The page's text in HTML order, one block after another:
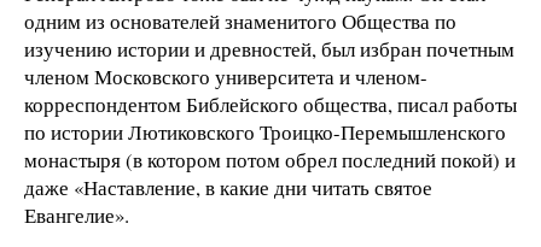
одним из основателей знаменитого Общества по
изучению истории и древностей, был избран почетным
членом Московского университета и членом-
корреспондентом Библейского общества, писал работы
по истории Лютиковского Троицко-Перемышленского
монастыря (в котором потом обрел последний покой) и
даже «Наставление, в какие дни читать святое
Евангелие».